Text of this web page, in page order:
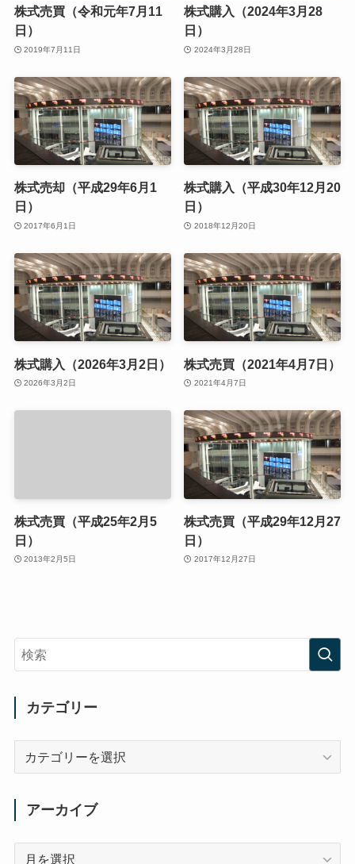
株式売買（令和元年7月11
日）
2019年7月11日
株式購入（2024年3月28
日）
2024年3月28日
株式売却（平成29年6月1
日）
2017年6月1日
株式購入（平成30年12月20
日）
2018年12月20日
株式購入（2026年3月2日）
2026年3月2日
株式売買（2021年4月7日）
2021年4月7日
株式売買（平成25年2月5
日）
2013年2月5日
株式売買（平成29年12月27
日）
2017年12月27日
カテゴリー
アーカイブ